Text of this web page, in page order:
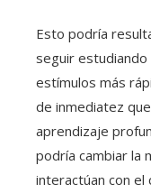
Esto podría
seguir estudiando
estímulos más
de inmediatez
aprendizaje
podría cambiar la
interactúan con el